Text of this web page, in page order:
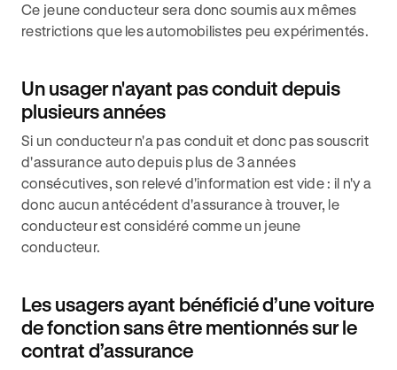
Ce jeune conducteur sera donc soumis aux mêmes
restrictions que les automobilistes peu expérimentés.
Un usager n'ayant pas conduit depuis
plusieurs années
Si un conducteur n'a pas conduit et donc pas souscrit
d'assurance auto depuis plus de 3 années
consécutives, son relevé d'information est vide : il n'y a
donc aucun antécédent d'assurance à trouver, le
conducteur est considéré comme un jeune
conducteur.
Les usagers ayant bénéficié d’une voiture
de fonction sans être mentionnés sur le
contrat d’assurance